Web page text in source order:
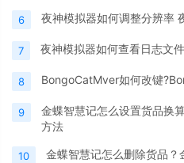
6 夜神模拟器如何调整分辨率
7 夜神模拟器如何查看日志文
8 BongoCatMver如何改键
9
金蝶智慧记怎么设置货品换
方法
10 金蝶智慧记怎么删除货品